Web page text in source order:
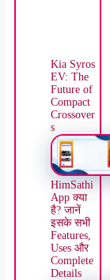
Kia Syros
EV: The
Future of
Compact
Crossover
s
HimSathi
App क्या
है? जानें
इसके सभी
Features,
Uses और
Complete
Details